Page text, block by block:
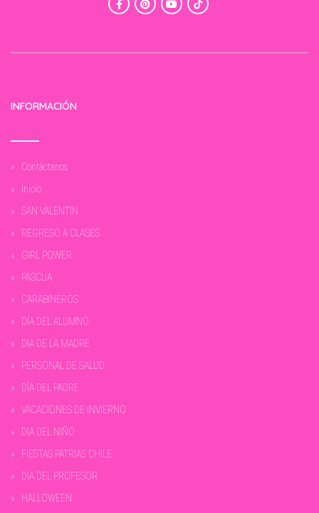
INFORMACIÓN
Contáctanos
Inicio
SAN VALENTIN
REGRESO A CLASES
GIRL POWER
PASCUA
CARABINEROS
DÍA DEL ALUMNO
DIA DE LA MADRE
PERSONAL DE SALUD
DÍA DEL PADRE
VACACIONES DE INVIERNO
DIA DEL NIÑO
FIESTAS PATRIAS CHILE
DIA DEL PROFESOR
HALLOWEEN